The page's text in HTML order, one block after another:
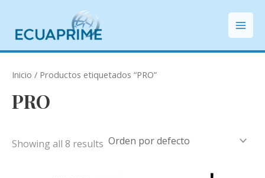
contenido
Inicio / Productos etiquetados “PRO”
PRO
Showing all 8 results